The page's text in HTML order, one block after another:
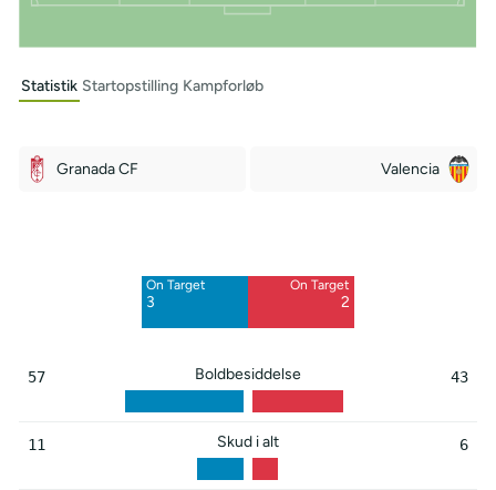
Statistik Startopstilling Kampforløb
Granada CF Valencia
On Target
3
On Target
2
57 Boldbesiddelse 43
11 Skud i alt 6